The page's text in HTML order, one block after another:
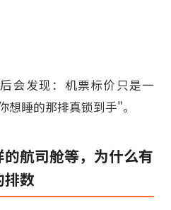
会发现：机票标价只是一
睡的那排真锁到手"。
航司舱等，为什么有
排数